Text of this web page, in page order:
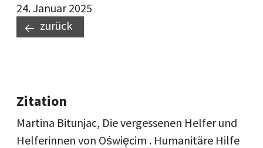
24. Januar 2025
zurück
Zitation
Martina Bitunjac, Die vergessenen Helfer und
Helferinnen von Oświęcim . Humanitäre Hilfe